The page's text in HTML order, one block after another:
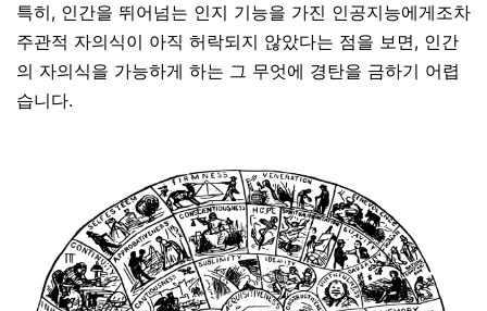
특히, 인간을 뛰어넘는 인지 기능을 가진 인공지능에게조차
주관적 자의식이 아직 허락되지 않았다는 점을 보면, 인간
의 자의식을 가능하게 하는 그 무엇에 경탄을 금하기 어렵
습니다.